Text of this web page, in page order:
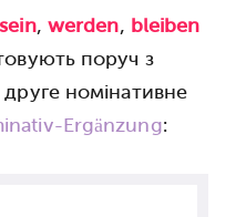
sein, werden, bleiben
поруч з
друге номінативне
Ergänzung: